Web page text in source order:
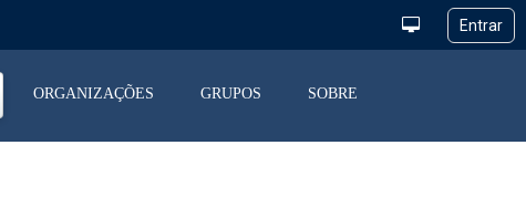
ORGANIZAÇÕES GRUPOS SOBRE